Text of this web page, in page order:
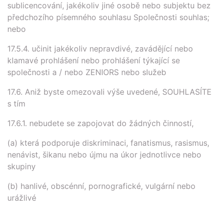
sublicencování, jakékoliv jiné osobě nebo subjektu bez
předchozího písemného souhlasu Společnosti souhlas;
nebo
17.5.4. učinit jakékoliv nepravdivé, zavádějící nebo
klamavé prohlášení nebo prohlášení týkající se
společnosti a / nebo ZENIORS nebo služeb
17.6. Aniž byste omezovali výše uvedené, SOUHLASÍTE
s tím
17.6.1. nebudete se zapojovat do žádných činností,
(a) která podporuje diskriminaci, fanatismus, rasismus,
nenávist, šikanu nebo újmu na úkor jednotlivce nebo
skupiny
(b) hanlivé, obscénní, pornografické, vulgární nebo
urážlivé